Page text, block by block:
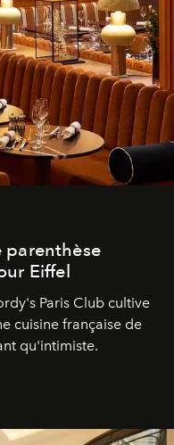
parenthèse
Eiffel
Paris Club cultive
cuisine française de
qu'intimiste.